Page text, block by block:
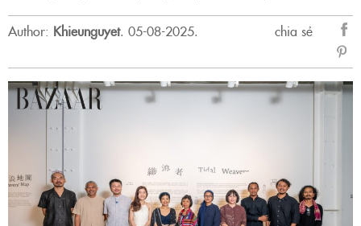
Author: Khieunguyet. 05-08-2025.
chia sẻ
sẻ